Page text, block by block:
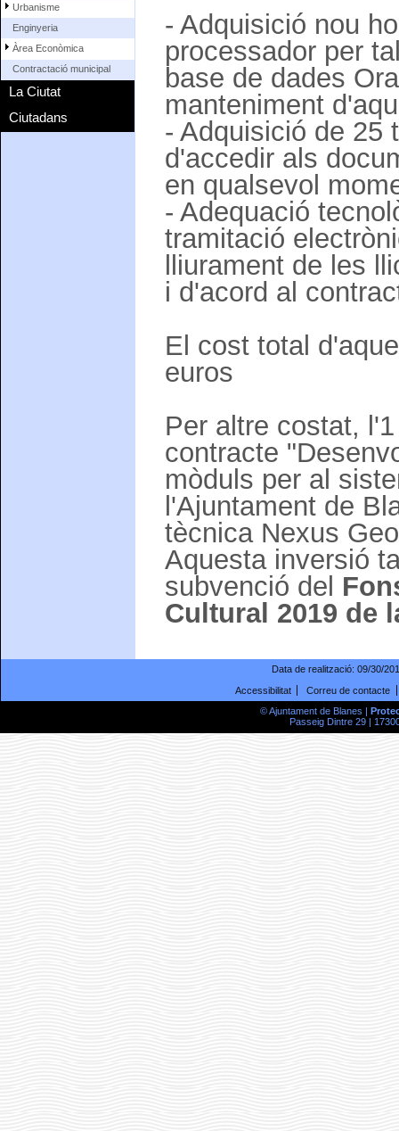
Urbanisme
Enginyeria
Àrea Econòmica
Contractació municipal
La Ciutat
Ciutadans
- Adquisició nou
processador per
base de dades
manteniment
- Adquisició de 25
d'accedir als
en qualsevol
- Adequació
tramitació
lliurament de les
i d'acord al
El cost total
euros
Per altre costat,
contracte
mòduls per al
l'Ajuntament de
tècnica Nexus
Aquesta inversió
subvenció del
Cultural 2019 de
Data de realització: 09/30/
Accessibilitat
Correu de contacte
© Ajuntament de Blanes |
Passeig Dintre 29 |